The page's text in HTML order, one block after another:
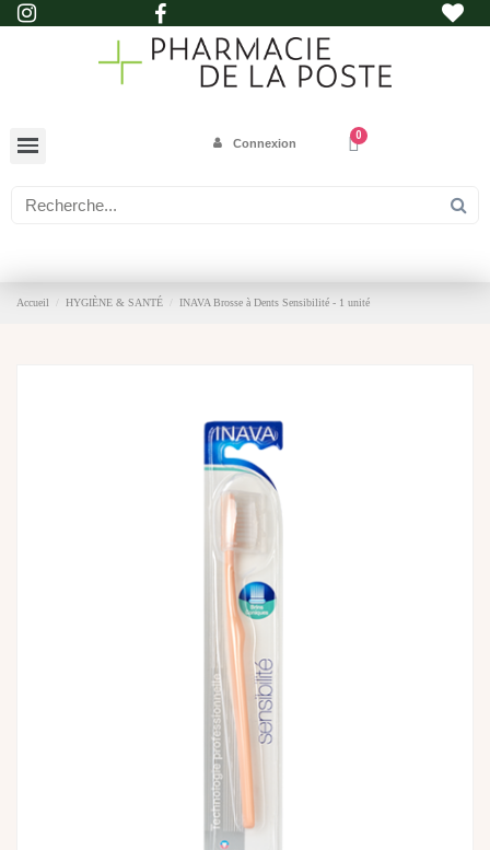
Connexion
Accueil HYGIÈNE & SANTÉ INAVA Brosse à Dents Sensibilité - 1 unité